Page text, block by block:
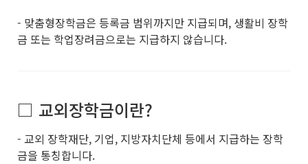
- 맞춤형장학금은 등록금 범위까지만 지급되며, 생활비 장학
금 또는 학업장려금으로는 지급하지 않습니다.
□ 교외장학금이란?
- 교외 장학재단, 기업, 지방자치단체 등에서 지급하는 장학
금을 통칭합니다.